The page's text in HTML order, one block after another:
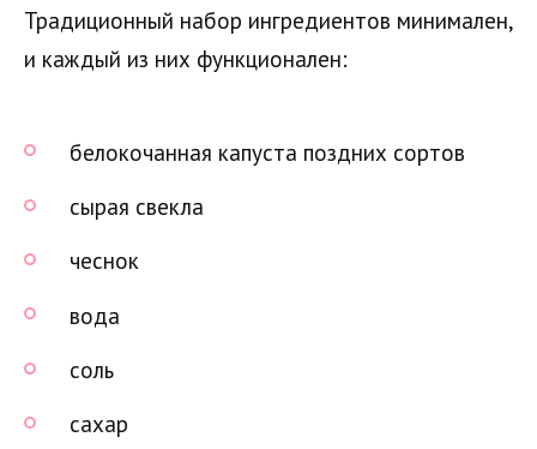
Традиционный набор ингредиентов минимален,
и каждый из них функционален:
белокочанная капуста поздних сортов
сырая свекла
чеснок
вода
соль
сахар